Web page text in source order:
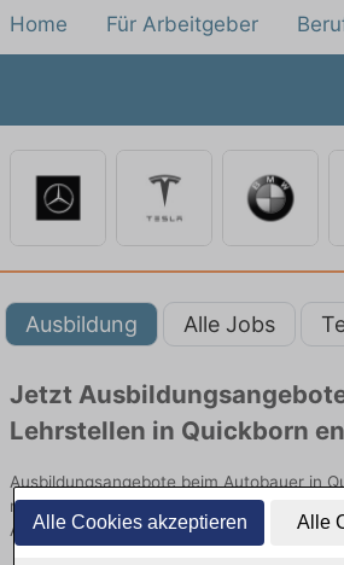
Alle Cookies akzeptieren Alle
Home Für Arbeitgeber
Ausbildung Alle Jobs
Jetzt
Lehrstellen in Quickborn
Ausbildungsangebote beim Autobauer in
namhaften Firmen. Entdecken Sie freie
Arbeitgebern und bewerben Sie sich noch